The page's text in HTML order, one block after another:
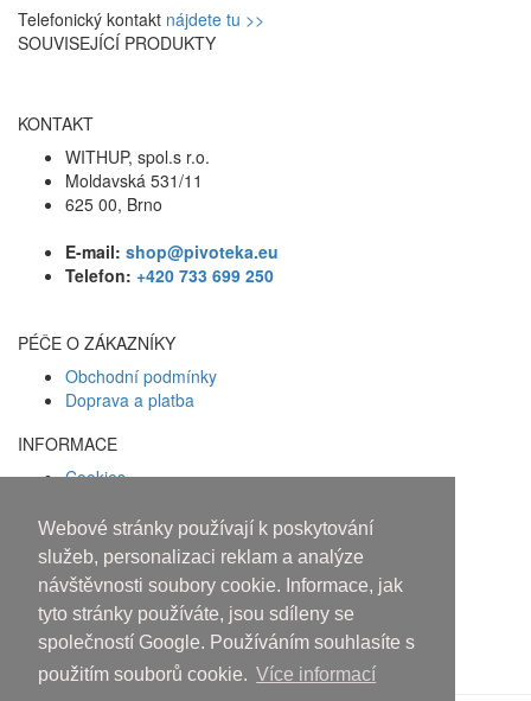
Webové stránky používají k poskytování
služeb, personalizaci reklam a analýze
návštěvnosti soubory cookie. Informace, jak
tyto stránky používáte, jsou sdíleny se
společností Google. Používáním souhlasíte s
použitím souborů cookie. Více informací
Telefonický kontakt nájdete tu >>
SOUVISEJÍCÍ PRODUKTY
KONTAKT
WITHUP, spol.s r.o.
Moldavská 531/11
625 00, Brno
E-mail: shop@pivoteka.eu
Telefon: +420 733 699 250
PÉČE O ZÁKAZNÍKY
Obchodní podmínky
Doprava a platba
INFORMACE
Cookies
Facebook
Osobám mladším 18 let alkohol
neprodáváme!